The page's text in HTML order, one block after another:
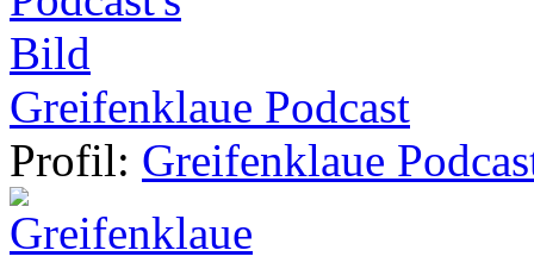
Greifenklaue Podcast
Profil: Greifenklaue